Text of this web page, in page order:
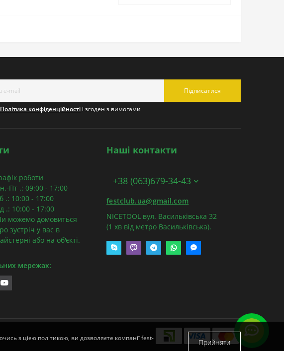
Підписатися
Політика конфіденційності і згоден з вимогами
роботи
Пт .: 09:00 - 17:00
.: 10:00 - 17:00
.: 10:00 - 17:00
можемо домовиться
зустріч у вас в
або на об'єкті.
мережах:
Наші контакти
+38 (063)679-34-43
festclub.ua@gmail.com
NICETOOL вул. Васильківська 32
(1 хв від метро Васильківська).
з цією політикою, ви дозволяєте компанії fest-
Прийняти